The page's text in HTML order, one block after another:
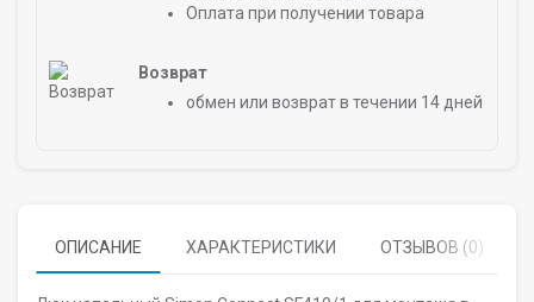
Оплата при получении товара
Возврат
обмен или возврат в течении 14 дней
ОПИСАНИЕ ХАРАКТЕРИСТИКИ ОТЗЫВОВ (0)